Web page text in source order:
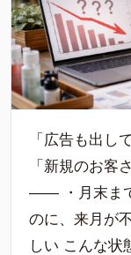
「広告も出し
「新規のお客
―― ・月末ま
のに、来月が
しい こんな